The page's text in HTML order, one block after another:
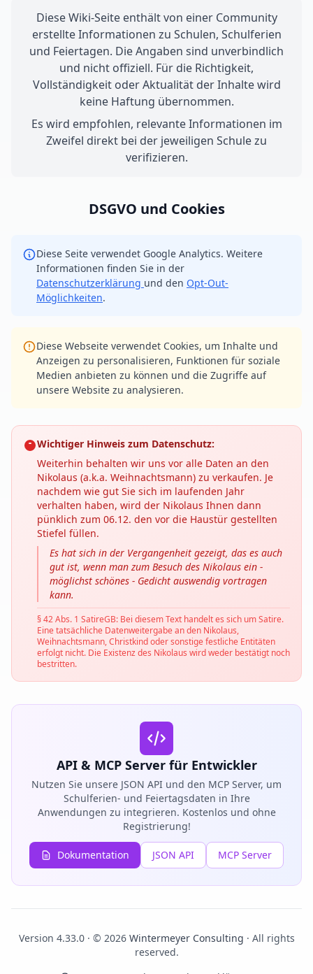
Diese Wiki-Seite enthält von einer Community
erstellte Informationen zu Schulen, Schulferien
und Feiertagen. Die Angaben sind unverbindlich
und nicht offiziell. Für die Richtigkeit,
Vollständigkeit oder Aktualität der Inhalte wird
keine Haftung übernommen.
Es wird empfohlen, relevante Informationen im
Zweifel direkt bei der jeweiligen Schule zu
verifizieren.
DSGVO und Cookies
Diese Seite verwendet Google Analytics. Weitere
Informationen finden Sie in der
Datenschutzerklärung und den Opt-Out-
Möglichkeiten.
Diese Webseite verwendet Cookies, um Inhalte und
Anzeigen zu personalisieren, Funktionen für soziale
Medien anbieten zu können und die Zugriffe auf
unsere Website zu analysieren.
Wichtiger Hinweis zum Datenschutz:
Weiterhin behalten wir uns vor alle Daten an den
Nikolaus (a.k.a. Weihnachtsmann) zu verkaufen. Je
nachdem wie gut Sie sich im laufenden Jahr
verhalten haben, wird der Nikolaus Ihnen dann
pünklich zum 06.12. den vor die Haustür gestellten
Stiefel füllen.
Es hat sich in der Vergangenheit gezeigt, das es auch
gut ist, wenn man zum Besuch des Nikolaus ein -
möglichst schönes - Gedicht auswendig vortragen
kann.
§ 42 Abs. 1 SatireGB: Bei diesem Text handelt es sich um Satire.
Eine tatsächliche Datenweitergabe an den Nikolaus,
Weihnachtsmann, Christkind oder sonstige festliche Entitäten
erfolgt nicht. Die Existenz des Nikolaus wird weder bestätigt noch
bestritten.
API & MCP Server für Entwickler
Nutzen Sie unsere JSON API und den MCP Server, um
Schulferien- und Feiertagsdaten in Ihre
Anwendungen zu integrieren. Kostenlos und ohne
Registrierung!
Dokumentation JSON API MCP Server
Version 4.33.0 · © 2026 Wintermeyer Consulting · All rights
reserved.